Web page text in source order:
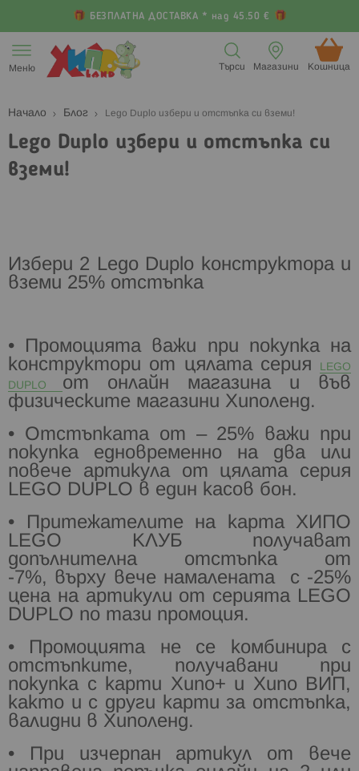
БЕЗПЛАТНА ДОСТАВКА * над 45.50 €
към
съдържанието
Меню Кошница (
Магазини
Търси
Начало Блог Lego Duplo избери и отстъпка си вземи!
Lego Duplo избери и отстъпка си
вземи!
Избери 2 Lego Duplo конструктора и
вземи 25% отстъпка
• Промоцията важи при покупка на
конструктори от цялата серия
LEGO
DUPLO от онлайн магазина и във
физическите магазини Хиполенд.
• Отстъпката от – 25% важи при
покупка едновременно на два или
повече артикула от цялата серия
LEGO DUPLO в един касов бон.
• Притежателите на карта ХИПО
LEGO КЛУБ получават
допълнителна отстъпка от
-7%, върху вече намалената с -25%
цена на артикули от серията LEGO
DUPLO по тази промоция.
• Промоцията не се комбинира с
отстъпките, получавани при
покупка с карти Хипо+ и Хипо ВИП,
както и с други карти за отстъпка,
валидни в Хиполенд.
• При изчерпан артикул от вече